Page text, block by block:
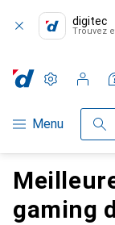
digitec
Trouvez
Navigation par
Menu
Paramètres
Compte client
Listes de
Listes
Panier
gaming